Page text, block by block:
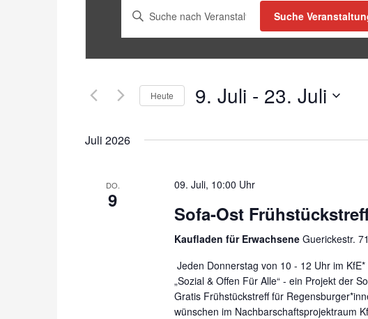
Bitte
Suche
Veranstaltungen
Suche
Heute 9. Juli - 23. Juli
Juli 2026
DO.
9
09. Juli, 10:00 Uhr
Sofa-Ost
Kaufladen für Erwachsene Guerickestr.
Jeden Donnerstag von 10 - 12 Uhr im
„Sozial & Offen Für Alle“ - ein Projekt der
Gratis Frühstückstreff für
wünschen im Nachbarschaftsprojektraum